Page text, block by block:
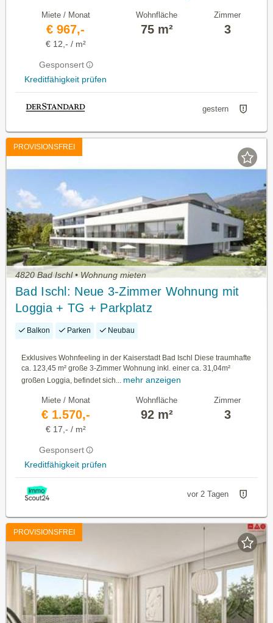
Miete / Monat
€ 967,-
€ 12,- / m²
Gesponsert
Kreditfähigkeit prüfen
Wohnfläche
75 m²
Zimmer
3
gestern
PROVISIONSFREI
4820 Bad Ischl • Wohnung mieten
Bad Ischl: Neue 3-Zimmer Wohnung mit
Loggia + TG + Parkplatz
Balkon Parken Neubau
Exklusives Wohnfeeling in der Kaiserstadt Bad Ischl Diese traumhafte
ca. 123,45 m² große 3-Zimmer Wohnung inkl. einer ca. 31,04m²
großen Loggia, befindet sich... mehr anzeigen
Miete / Monat
€ 1.570,-
€ 17,- / m²
Gesponsert
Kreditfähigkeit prüfen
Wohnfläche
92 m²
Zimmer
3
vor 2 Tagen
PROVISIONSFREI